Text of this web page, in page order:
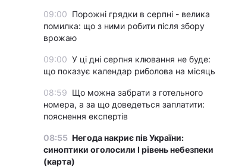
09:00 Порожні грядки в серпні - велика
помилка: що з ними робити після збору
врожаю
09:00 У ці дні серпня клювання не буде:
що показує календар риболова на місяць
08:59 Що можна забрати з готельного
номера, а за що доведеться заплатити:
пояснення експертів
08:55 Негода накриє пів України:
синоптики оголосили І рівень небезпеки
(карта)